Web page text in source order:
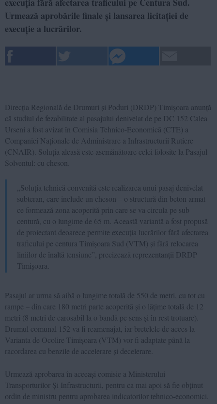
Urmează aprobările finale și lansarea licitației de
execuție a lucrărilor.
Direcția Regională de Drumuri și Poduri (DRDP) Timișoara anunță
că studiul de fezabilitate al pasajului denivelat de pe DC 152 Calea
Urseni a fost avizat în Comisia Tehnico-Economică (CTE) a
Companiei Naționale de Administrare a Infrastructurii Rutiere
(CNAIR). Soluția aleasă este asemănătoare celei folosite la Pasajul
Solventul: cu cheson.
„Soluția tehnică convenită este realizarea unui pasaj denivelat
subteran, care include un cheson – o structură din beton armat
ce formează zona acoperită prin care se va circula pe sub
centură, cu o lungime de 65 m. Această variantă a fost propusă
de proiectant deoarece permite execuția lucrărilor fără afectarea
traficului pe centura Timișoara Sud (VTM) și fără relocarea
liniilor de înaltă tensiune”, precizează reprezentanții DRDP
Timișoara.
Pasajul ar urma să aibă o lungime totală de 550 de metri, cu tot cu
rampe – din care 180 metri parte acoperită și o lățime totală de 12
metri (8 metri de carosabil la o bandă pe sens și în rest trotuare).
Drumul comunal 152 va fi reamenajat, iar bretelele de acces la
Varianta de Ocolire Timișoara (VTM) vor fi adaptate până la
racordarea cu benzile de accelerare și decelerare.
Urmează aprobarea în aceeași comisie a Ministerului
Transporturilor Și Infrastructurii, pentru ca mai apoi să fie obținut
ordin de ministru pentru aprobarea indicatorilor tehnico-economici.